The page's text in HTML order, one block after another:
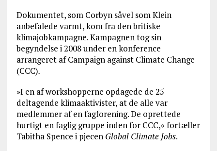
Dokumentet, som Corbyn såvel som Klein
anbefalede varmt, kom fra den britiske
klimajobkampagne. Kampagnen tog sin
begyndelse i 2008 under en konference
arrangeret af Campaign against Climate Change
(CCC).
»I en af workshopperne opdagede de 25
deltagende klimaaktivister, at de alle var
medlemmer af en fagforening. De oprettede
hurtigt en faglig gruppe inden for CCC,« fortæller
Tabitha Spence i pjecen Global Climate Jobs.